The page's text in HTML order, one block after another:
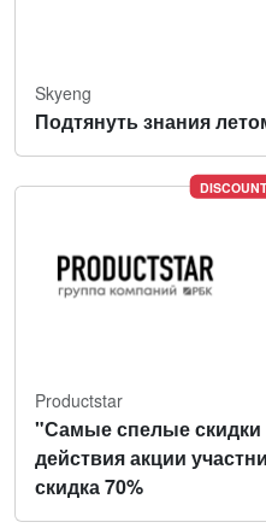
Skyeng
Подтянуть знания
Productstar
"Самые спелые
действия акции
скидка 70%